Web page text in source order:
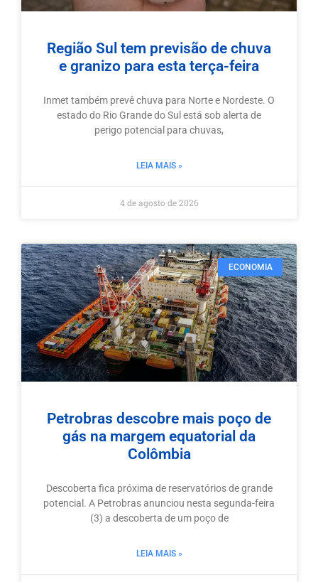
Região Sul tem previsão de chuva
e granizo para esta terça-feira
Inmet também prevê chuva para Norte e Nordeste. O
estado do Rio Grande do Sul está sob alerta de
perigo potencial para chuvas,
LEIA MAIS »
4 de agosto de 2026
ECONOMIA
Petrobras descobre mais poço de
gás na margem equatorial da
Colômbia
Descoberta fica próxima de reservatórios de grande
potencial. A Petrobras anunciou nesta segunda-feira
(3) a descoberta de um poço de
LEIA MAIS »